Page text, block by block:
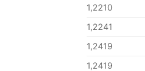
1,2210
1,2241
1,2419
1,2419